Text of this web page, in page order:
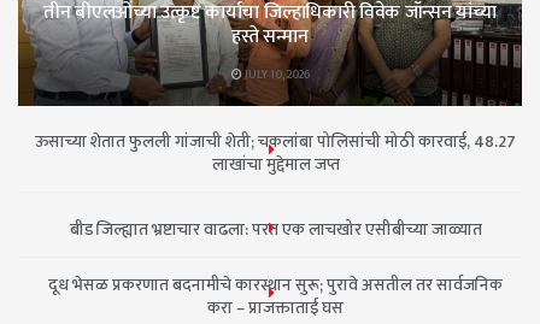
तीन बीएलओंच्या उत्कृष्ट कार्याचा जिल्हाधिकारी विवेक जॉन्सन यांच्या
हस्ते सन्मान
JULY 10, 2026
ऊसाच्या शेतात फुलली गांजाची शेती; चकलांबा पोलिसांची मोठी कारवाई, 48.27
लाखांचा मुद्देमाल जप्त
बीड जिल्ह्यात भ्रष्टाचार वाढला: परत एक लाचखोर एसीबीच्या जाळ्यात
दूध भेसळ प्रकरणात बदनामीचे कारस्थान सुरू; पुरावे असतील तर सार्वजनिक
करा – प्राजक्ताताई घस